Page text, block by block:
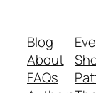
Blog
About
FAQs